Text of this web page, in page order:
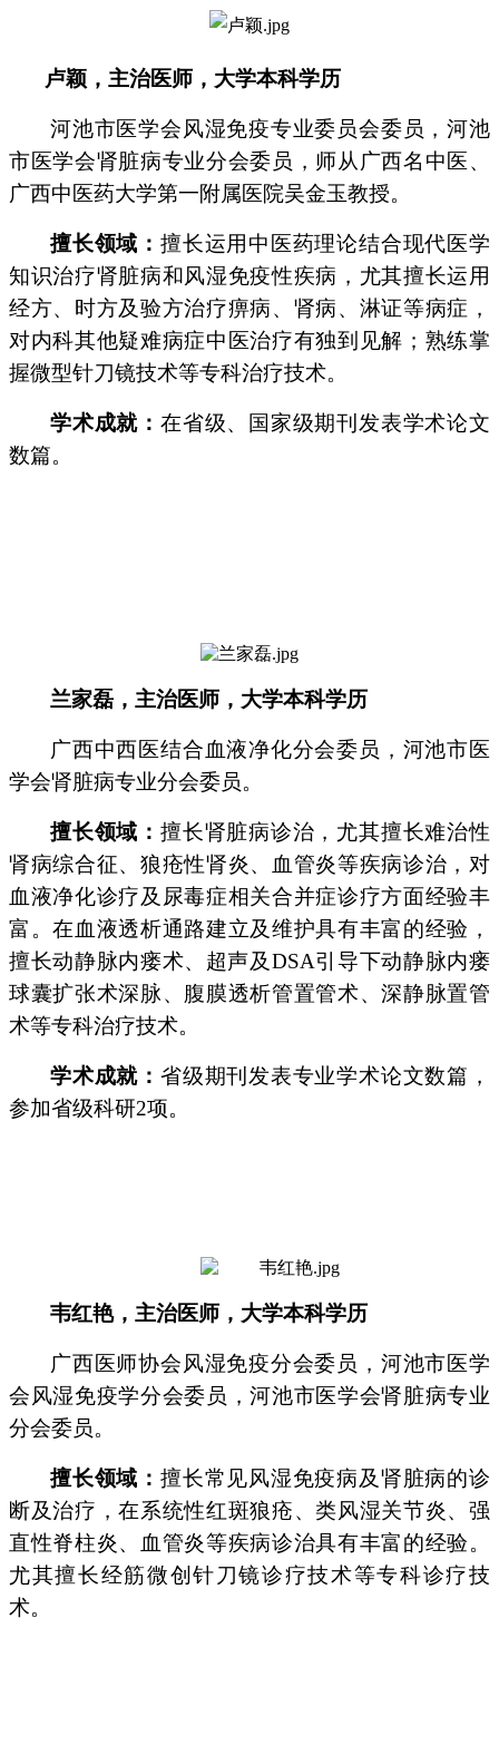
卢颖，主治医师，大学本科学历
河池市医学会风湿免疫专业委员会委员，河池
市医学会肾脏病专业分会委员，师从广西名中医、
广西中医药大学第一附属医院吴金玉教授。
擅长领域： 擅长运用中医药理论结合现代医学
知识治疗肾脏病和风湿免疫性疾病，尤其擅长运用
经方、时方及验方治疗痹病、肾病、淋证等病症，
对内科其他疑难病症中医治疗有独到见解；熟练掌
握微型针刀镜技术等专科治疗技术。
学术成就： 在省级、国家级期刊发表学术论文
数篇。
兰家磊，主治医师，大学本科学历
广西中西医结合血液净化分会委员，河池市医
学会肾脏病专业分会委员。
擅长领域： 擅长肾脏病诊治，尤其擅长难治性
肾病综合征、狼疮性肾炎、血管炎等疾病诊治，对
血液净化诊疗及尿毒症相关合并症诊疗方面经验丰
富。在血液透析通路建立及维护具有丰富的经验，
擅长动静脉内瘘术、超声及DSA引导下动静脉内瘘
球囊扩张术深脉、腹膜透析管置管术、深静脉置管
术等专科治疗技术。
学术成就： 省级期刊发表专业学术论文数篇，
参加省级科研2项。
韦红艳，主治医师， 大学本科学历
广西医师协会风湿免疫分会委员，河池市医学
会风湿免疫学分会委员，河池市医学会肾脏病专业
分会委员。
擅长领域： 擅长常见风湿免疫病及肾脏病的诊
断及治疗，在系统性红斑狼疮、类风湿关节炎、强
直性脊柱炎、血管炎等疾病诊治具有丰富的经验。
尤其擅长经筋微创针刀镜诊疗技术等专科诊疗技
术。